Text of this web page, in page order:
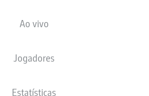
Ao vivo
Jogadores
Estatísticas